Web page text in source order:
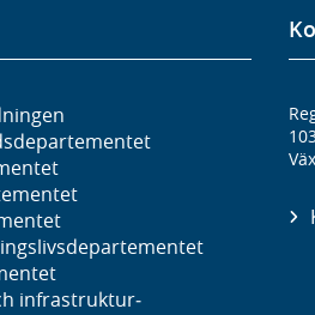
infrastruktur­